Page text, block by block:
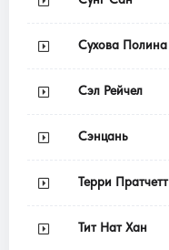
Сухова Полина
Сэл Рейчел
Сэнцань
Терри Пратчетт
Тит Нат Хан